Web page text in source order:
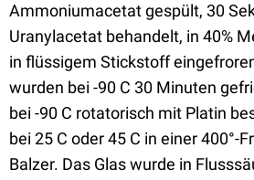
Ammoniumacetat gespült, 30
Uranylacetat behandelt, in 40%
in flüssigem Stickstoff
wurden bei -90 C 30 Minuten
bei -90 C rotatorisch mit Platin
bei 25 C oder 45 C in einer 400°-
Balzer. Das Glas wurde in